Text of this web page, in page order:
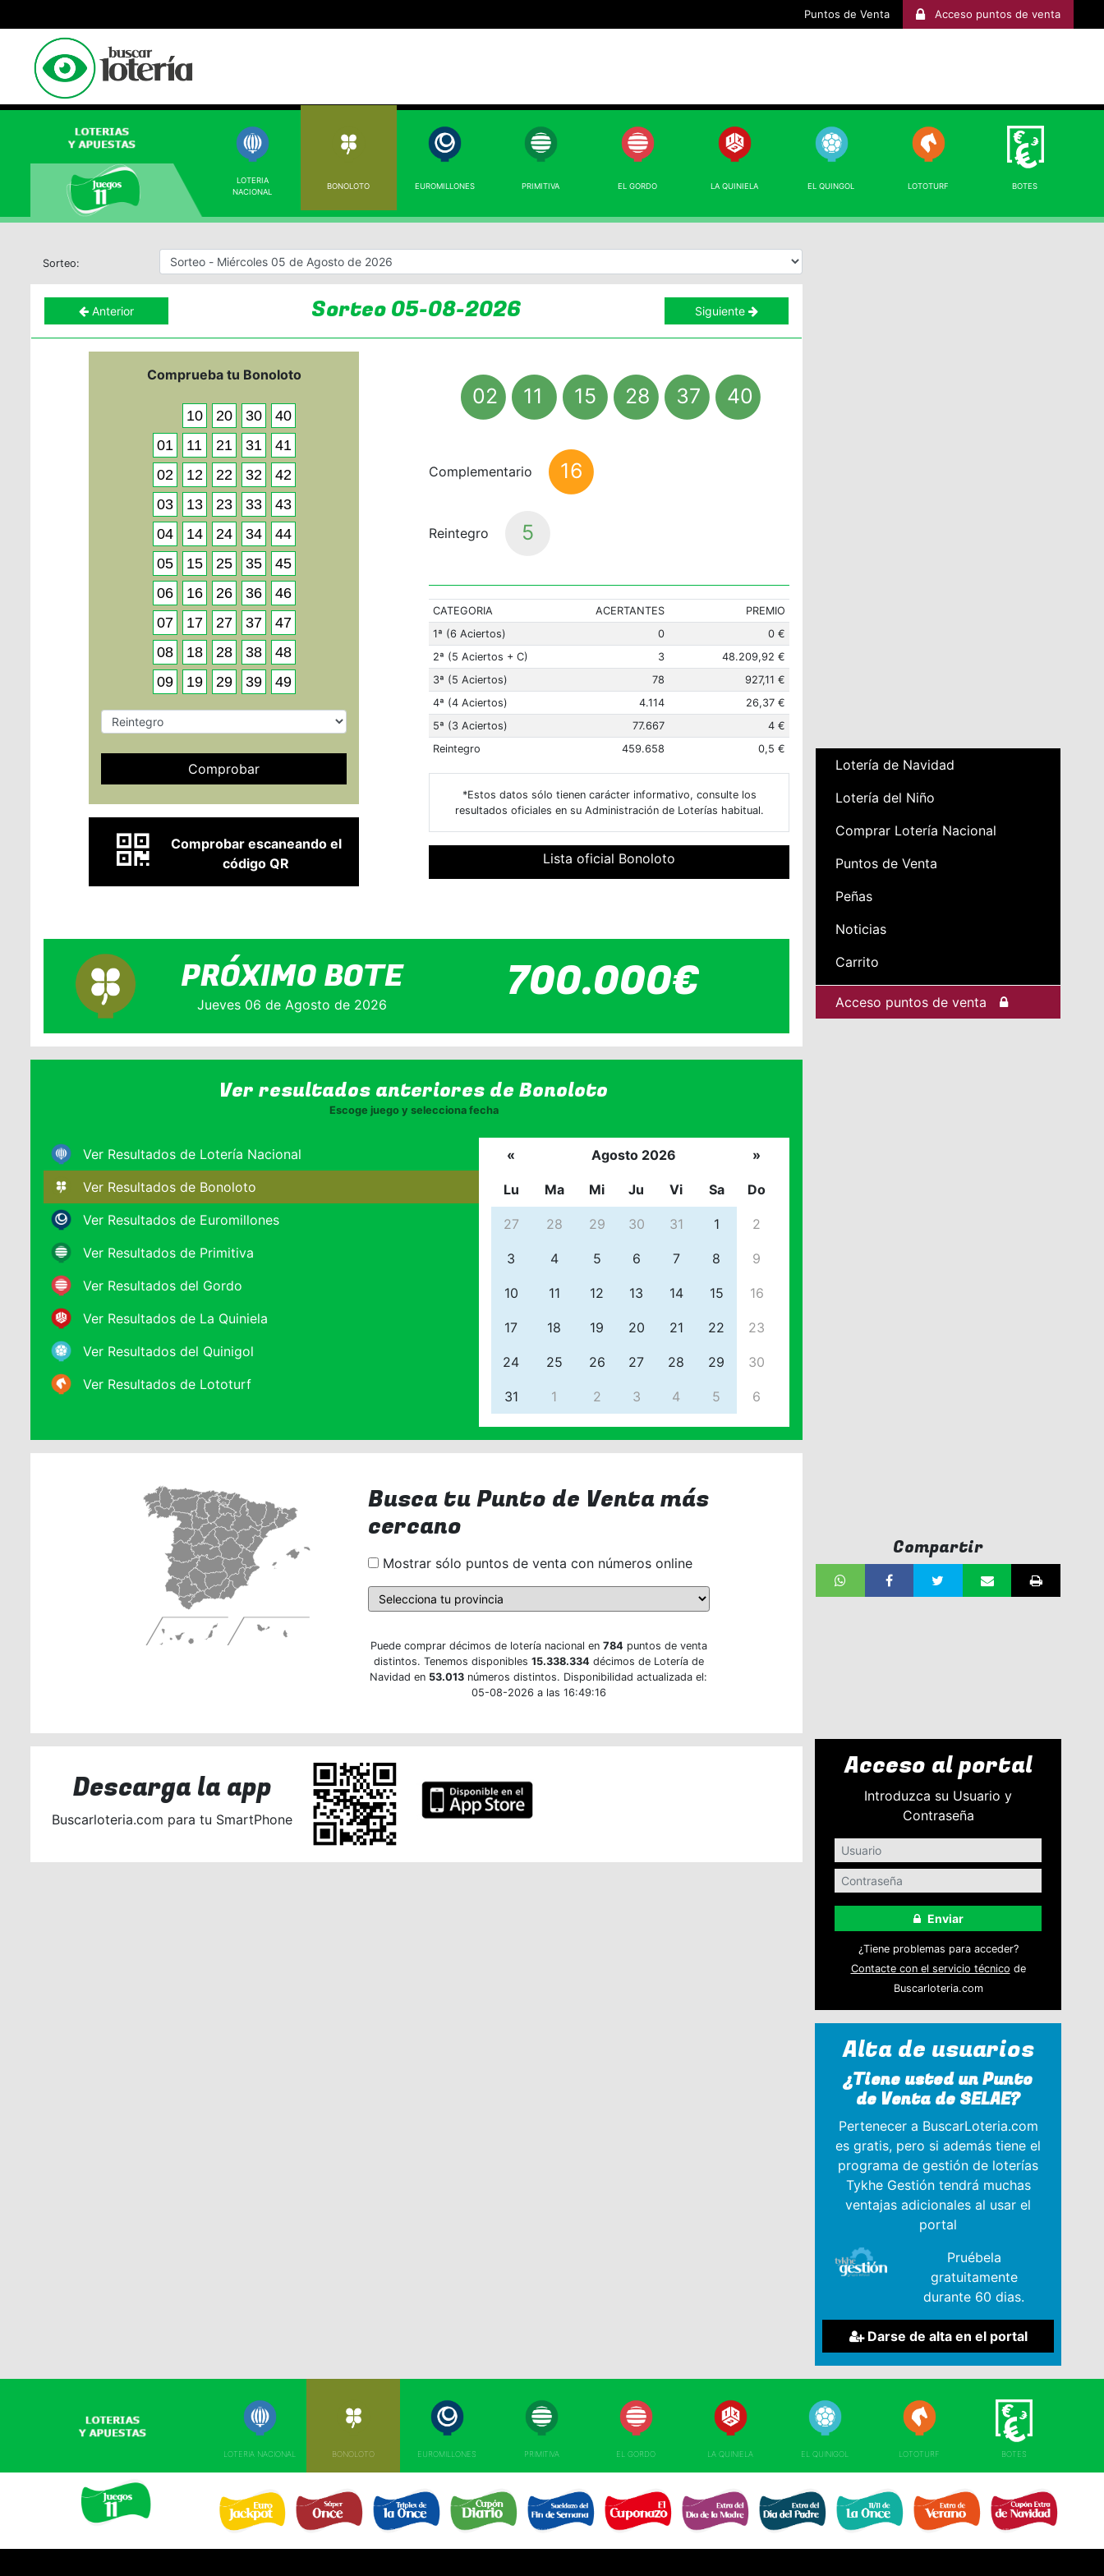
Puntos de Venta Acceso puntos de venta
LOTERIA
NACIONAL
BONOLOTO EUROMILLONES PRIMITIVA EL GORDO LA QUINIELA EL QUINGOL LOTOTURF BOTES
Sorteo:
Anterior Sorteo 05-08-2026 Siguiente
Comprueba tu Bonoloto
10 20 30
40
01
11 21 31
41
02
12 22 32
42
03
13 23 33
43
04
14 24 34
44
05
15 25 35
45
06
16 26 36
46
07
17 27 37
47
08
18 28 38
48
09
19 29 39 49
Comprobar
Comprobar escaneando el
código QR
02 11 15 28 37 40
Complementario 16
Reintegro 5
CATEGORIA ACERTANTES
PREMIO
1ª (6 Aciertos)
0
0 €
2ª (5 Aciertos + C)
3
48.209,92 €
3ª (5 Aciertos)
78
927,11 €
4ª (4 Aciertos)
4.114
26,37 €
5ª (3 Aciertos)
77.667
4 €
Reintegro
459.658 0,5 €
*Estos datos sólo tienen carácter informativo, consulte los
resultados oficiales en su Administración de Loterías habitual.
Lista oficial Bonoloto
PRÓXIMO BOTE
Jueves 06 de Agosto de 2026 700.000€
Ver resultados anteriores deBonoloto
Escoge juego y selecciona fecha
Ver Resultados de Lotería Nacional
Ver Resultados de Bonoloto
Ver Resultados de Euromillones
Ver Resultados de Primitiva
Ver Resultados del Gordo
Ver Resultados de La Quiniela
Ver Resultados del Quinigol
Ver Resultados de Lototurf
« Agosto 2026 »
Lu Ma Mi Ju Vi Sa Do
27 28 29 30 31 1 2
3 4 5 6 7 8 9
10 11 12 13 14 15 16
17 18 19 20 21 22 23
24 25 26 27 28 29 30
31 1 2 3 4 5 6
Busca tu Punto de Venta más
cercano
Mostrar sólo puntos de venta con números online
Puede comprar décimos de lotería nacional en 784puntos de venta
distintos. Tenemos disponibles 15.338.334décimos de Lotería de
Navidad en 53.013 números distintos. Disponibilidad actualizada el:
05-08-2026 a las 16:49:16
Descarga la app
Buscarloteria.com para tu SmartPhone
Lotería de Navidad
Lotería del Niño
Comprar Lotería Nacional
Puntos de Venta
Peñas
Noticias
Carrito
Acceso puntos de venta
Compartir
Acceso al portal
Introduzca su Usuario y
Contraseña
Enviar
¿Tiene problemas para acceder?
Contacte con el servicio técnico de
Buscarloteria.com
Alta de usuarios
¿Tiene usted un Punto
de Venta de SELAE?
Pertenecer a BuscarLoteria.com
es gratis, pero si además tiene el
programa de gestión de loterías
Tykhe Gestión tendrá muchas
ventajas adicionales al usar el
portal
Pruébela
gratuitamente
durante 60 dias.
Darse de alta en el portal
LOTERIA NACIONAL BONOLOTO EUROMILLONES PRIMITIVA EL GORDO LA QUINIELA EL QUINIGOL LOTOTURF BOTES
TRIPLEX
EL SUELDAZO DEL
EXTRA DÍA DE